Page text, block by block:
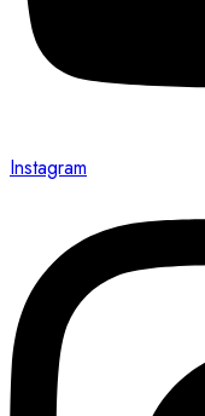
Instagram